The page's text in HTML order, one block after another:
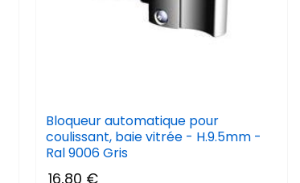
Bloqueur automatique pour
coulissant, baie vitrée - H.9.5mm -
Ral 9006 Gris
16,80 €